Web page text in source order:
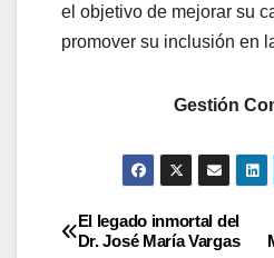
el objetivo de mejorar su
promover su inclusión en
Gestión
El legado inmortal del
Dr. José María Vargas